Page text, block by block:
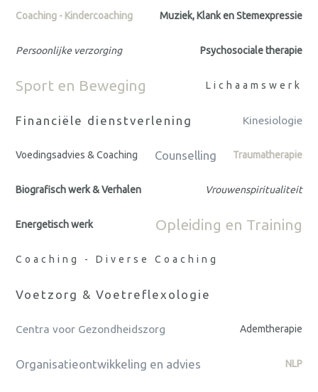
Coaching - Kindercoaching Muziek, Klank en Stemexpressie
Persoonlijke verzorging Psychosociale therapie
Sport en Beweging Lichaamswerk
Financiële dienstverlening Kinesiologie
Voedingsadvies & Coaching Counselling Traumatherapie
Biografisch werk & Verhalen Vrouwenspiritualiteit
Energetisch werk Opleiding en Training
Coaching - Diverse Coaching
Voetzorg & Voetreflexologie
Centra voor Gezondheidszorg Ademtherapie
Organisatieontwikkeling en advies NLP